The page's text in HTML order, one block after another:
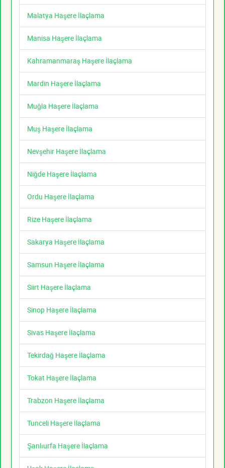
Malatya Haşere İlaçlama
Manisa Haşere İlaçlama
Kahramanmaraş Haşere İlaçlama
Mardin Haşere İlaçlama
Muğla Haşere İlaçlama
Muş Haşere İlaçlama
Nevşehir Haşere İlaçlama
Niğde Haşere İlaçlama
Ordu Haşere İlaçlama
Rize Haşere İlaçlama
Sakarya Haşere İlaçlama
Samsun Haşere İlaçlama
Siirt Haşere İlaçlama
Sinop Haşere İlaçlama
Sivas Haşere İlaçlama
Tekirdağ Haşere İlaçlama
Tokat Haşere İlaçlama
Trabzon Haşere İlaçlama
Tunceli Haşere İlaçlama
Şanlıurfa Haşere İlaçlama